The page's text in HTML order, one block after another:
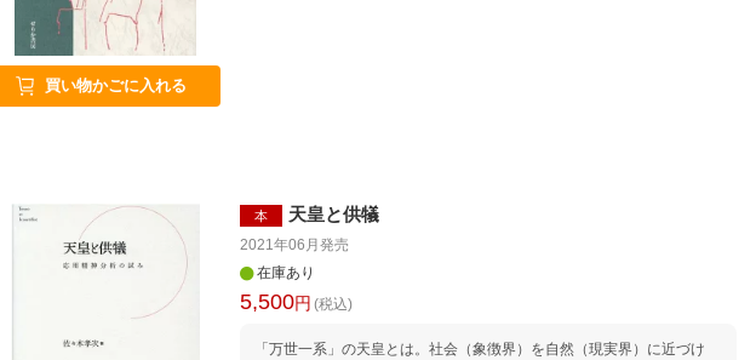
買い物かごに入れる
本 天皇と供犠
2021年06月発売
在庫あり
5,500円 (税込)
「万世一系」の天皇とは。社会（象徴界）を自然（現実界）に近づけ